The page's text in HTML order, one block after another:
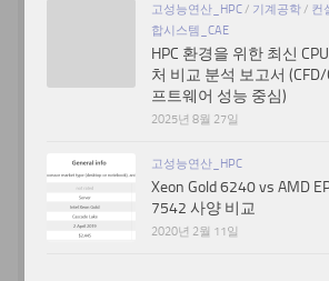
고성능연산_HPC/ 기계공학/ 컨
합시스템_CAE
HPC 환경을 위한 최신
처 비교 분석 보고서 (CFD/
프트웨어 성능 중심)
2025년 8월 27일
고성능연산_HPC
Xeon Gold 6240 vs AMD
7542 사양 비교
2020년 2월 11일